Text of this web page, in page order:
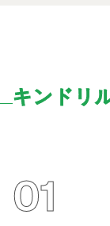
キンドリ
01